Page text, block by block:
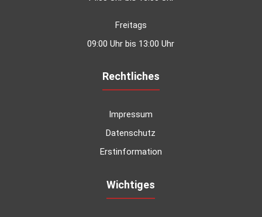
Freitags
09:00 Uhr bis 13:00 Uhr
Rechtliches
Impressum
Datenschutz
Erstinformation
Wichtiges